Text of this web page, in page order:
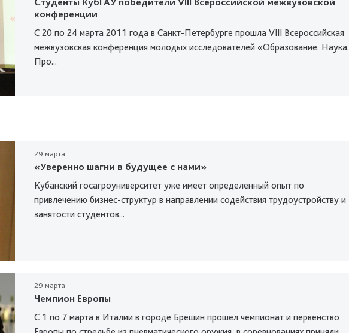
конференции
С 20 по 24 марта 2011 года в Санкт-Петербурге прошла VIII Всероссийская
межвузовская конференция молодых исследователей «Образование. Наука.
Про...
29 марта
«Уверенно шагни в будущее с нами»
Кубанский госагроуниверситет уже имеет определенный опыт по
привлечению бизнес-структур в направлении содействия трудоустройству и
занятости студентов...
29 марта
Чемпион Европы
С 1 по 7 марта в Италии в городе Брешин прошел чемпионат и первенство